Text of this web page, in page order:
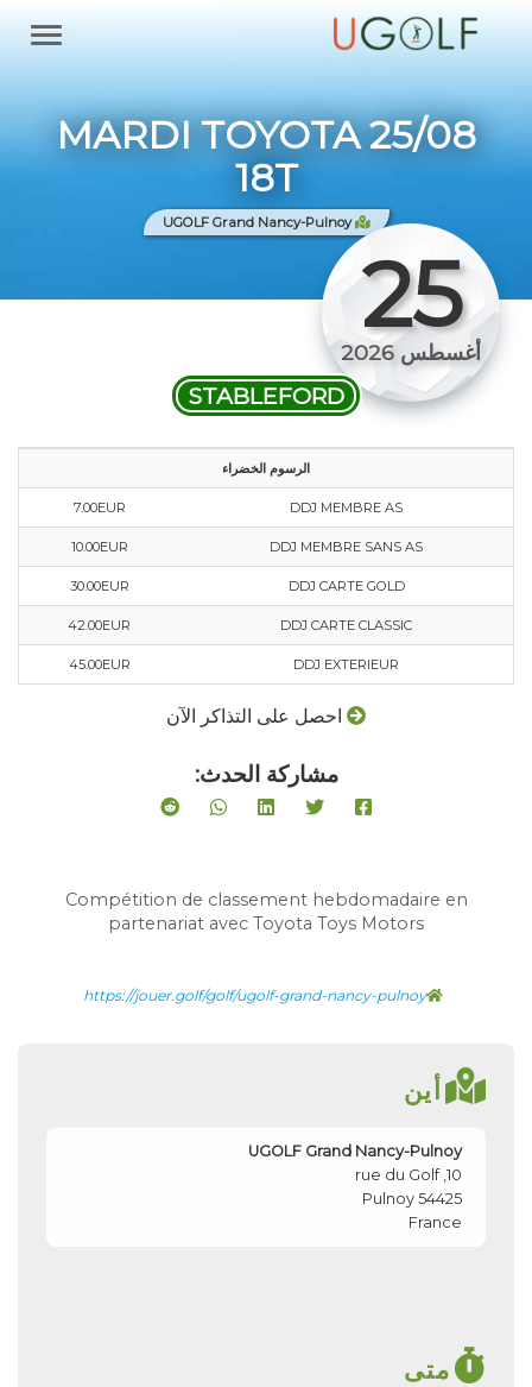
MARDI TOYOTA 25/08
18T
UGOLF Grand Nancy-Pulnoy
25
أغسطس 2026
STABLEFORD
الرسوم الخضراء
DDJ MEMBRE AS
7.00EUR
DDJ MEMBRE SANS AS
10.00EUR
DDJ CARTE GOLD
30.00EUR
DDJ CARTE CLASSIC
42.00EUR
DDJ EXTERIEUR
45.00EUR
احصل على التذاكر الآن
مشاركة الحدث:
Compétition de classement hebdomadaire en
partenariat avec Toyota Toys Motors
https://jouer.golf/golf/ugolf-grand-nancy-pulnoy
أين
UGOLF Grand Nancy-Pulnoy
10, rue du Golf
54425
Pulnoy
France
متى